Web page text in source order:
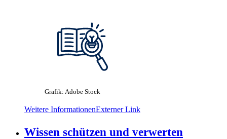
Grafik: Adobe Stock
Weitere InformationenExterner Link
Wissen schützen und verwerten